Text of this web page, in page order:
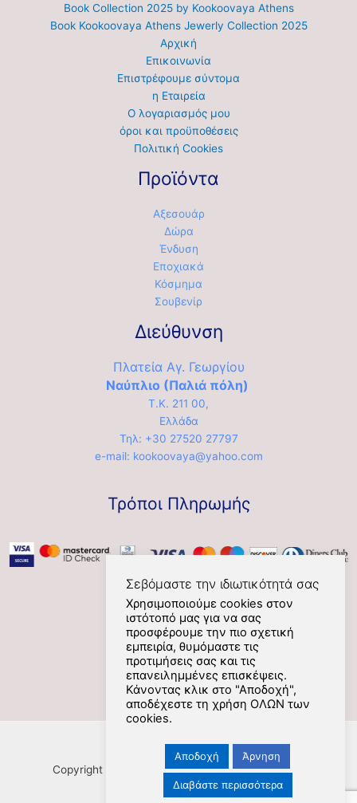
Book Collection 2025 by Kookoovaya Athens
Book Kookoovaya Athens Jewerly Collection 2025
Αρχική
Επικοινωνία
Επιστρέφουμε σύντομα
η Εταιρεία
Ο λογαριασμός μου
όροι και προϋποθέσεις
Πολιτική Cookies
Προϊόντα
Αξεσουάρ
Δώρα
Ένδυση
Εποχιακά
Κόσμημα
Σουβενίρ
Διεύθυνση
Πλατεία Αγ. Γεωργίου
Ναύπλιο (Παλιά πόλη)
Τ.Κ. 211 00,
Ελλάδα
Τηλ: +30 27520 27797
e-mail: kookoovaya@yahoo.com
Τρόποι Πληρωμής
Social
Copyright [Nafplios] [2021] [kookoovaya.online] |
Σεβόμαστε την ιδιωτικότητά σας
Χρησιμοποιούμε cookies στον
ιστότοπό μας για να σας
προσφέρουμε την πιο σχετική
εμπειρία, θυμόμαστε τις
προτιμήσεις σας και τις
επανειλημμένες επισκέψεις.
Κάνοντας κλικ στο "Αποδοχή",
αποδέχεστε τη χρήση ΟΛΩΝ των
cookies.
Αποδοχή Άρνηση
Διαβάστε περισσότερα